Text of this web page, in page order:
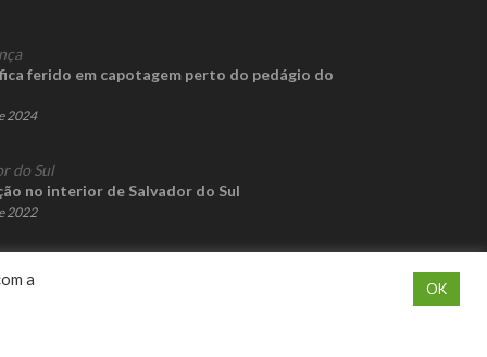
ferido em capotagem perto do pedágio do
2024
do Sul
no interior de Salvador do Sul
2022
a
OK